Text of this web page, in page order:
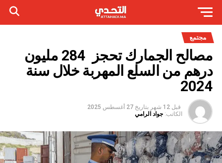
مجتمع
مصالح الجمارك تحجز 284 مليون
درهم من السلع المهربة خلال سنة
2024
قبل 12 شهر بتاريخ 27 أغسطس 2025
الكاتب: جواد الرامي